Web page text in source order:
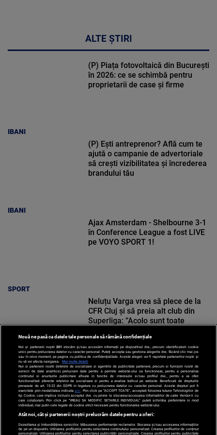
ALTE ȘTIRI
IBANI
(P) Piața fotovoltaică din București
în 2026: ce se schimbă pentru
proprietarii de case și firme
IBANI
(P) Ești antreprenor? Află cum te
ajută o campanie de advertoriale
să crești vizibilitatea și încrederea
brandului tău
SPORT
Ajax Amsterdam - Shelbourne 3-1
în Conference League a fost LIVE
pe VOYO SPORT 1!
SPORT
Neluțu Varga vrea să plece de la
CFR Cluj și să preia alt club din
Superliga: ”Acolo sunt toate
Nouă ne pasă ca datele tale personale să rămână confidențiale
Noi și partenerii noștri 201 stocăm și/sau accesăm informații pe dispozitivul dvs., precum identificatorii cookie
unici pentru prelucrarea datelor cu caracter personal. Puteți accepta sau gestiona alegerile dvs. făcând clic mai jos
sau în orice moment, pe pagina cu politica de confidențialitate. Aceste alegeri vor fi raportate partenerilor noștri și
nu vă vor afecta navigarea.
Mai multe detalii
Noi si partenerii nostri (retelele de socializare si agentiile de publicitate partenere, precum si furnizorii nostri de
servicii de date analitice) prelucram date pentru a permite website-ului sa functioneze, pentru a personaliza
continutul si anunturile publicitare afisate in functie de interesele si/sau profilul dvs., pentru a va oferi
functionalitati aferente retelelor de socializare si pentru a analiza traficul pe website. Beneficiati de drepturile
prevazute de art. 15-22 din GDPR in legatura cu prelucrarea datelor cu caracter personal. Aceste drepturi pot fi
exercitate prin modalitatea indicataaici . Prin click pe “ACCEPT TOATE”, acceptati folosirea tuturor Tehnologiilor de
tip Cookie, care implica inclusiv acceptul dvs. cu privire la stocarea/accesarea informatiilor de catre Vendor-ii cu
care colaboram. Prin click pe “VREAU SA MODIFIC SETARILE INDIVIDUAL” puteti schimba preferintele in mod
individual, mai putin cele legate de cookie strict necesare pentru functionarea website-ului.
Atât noi, cât și partenerii noștri prelucrăm datele pentru a oferi:
Dezvoltarea și îmbunătățirea serviciilor. Măsurarea performanței reclamelor. Stocarea și/sau accesarea informațiilor
de pe un dispozitiv. Utilizarea profilurilor pentru selectarea conținutului personalizat. Crearea profilurilor de conținut
personalizat. Utilizarea profilurilor pentru selectarea publicității personalizate. Crearea profilurilor pentru publicitate